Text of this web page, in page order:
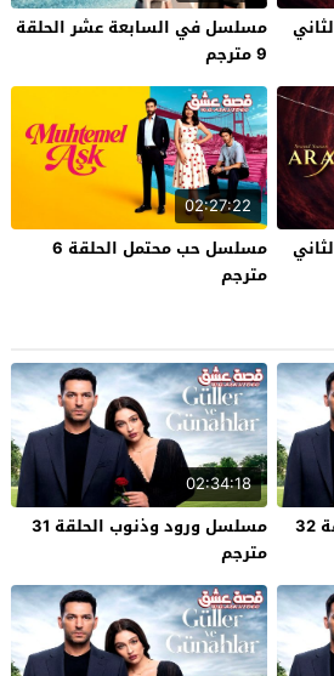
مسلسل في السابعة عشر الحلقة
9 مترجم
02:27:22
مسلسل حب محتمل الحلقة 6
مترجم
مسلسل ورود وذنوب الحلقة 32
02:34:18
مسلسل ورود وذنوب الحلقة 31
مترجم